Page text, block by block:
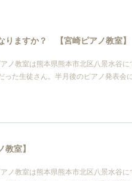
りますか？ 【宮崎ピアノ教室】
ノ教室は熊本県熊本市北区八景水谷に
た生徒さん。半月後のピアノ発表会
室】
ノ教室は熊本県熊本市北区八景水谷に